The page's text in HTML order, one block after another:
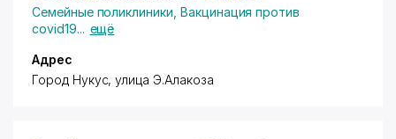
Семейные поликлиники Вакцинация против
covid19... ещё
Адрес
Город Нукус, улица Э.Алакоза